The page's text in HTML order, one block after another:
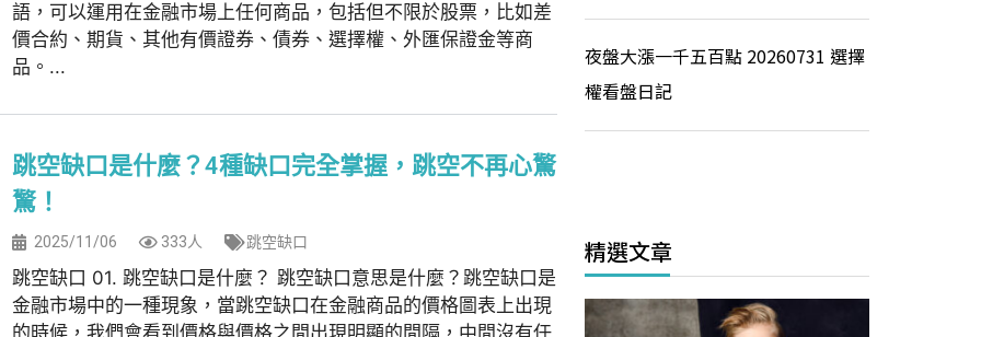
語，可以運用在金融市場上任何商品，包括但不限於股票，比如差
價合約、期貨、其他有價證券、債券、選擇權、外匯保證金等商
品。...
跳空缺口是什麼？4種缺口完全掌握，跳空不再心驚
驚！
2025/11/06 333人 跳空缺口
跳空缺口 01. 跳空缺口是什麼？ 跳空缺口意思是什麼？跳空缺口是
金融市場中的一種現象，當跳空缺口在金融商品的價格圖表上出現
夜盤大漲一千五百點 20260731 選擇
權看盤日記
精選文章